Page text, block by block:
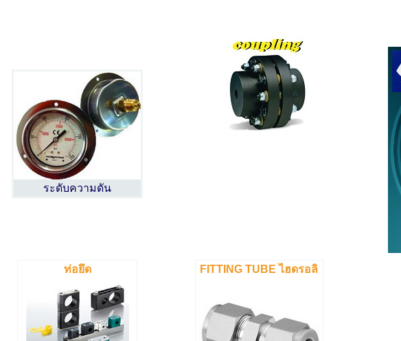
ระดับความดัน
ท่อยึด FITTING TUBE ไฮดรอลิ